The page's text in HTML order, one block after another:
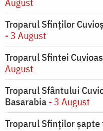
Troparul Sfinţilor
- 3 August
Troparul Sfintei
August
Troparul Sfântului
Basarabia- 3 August
Troparul Sfinţilor